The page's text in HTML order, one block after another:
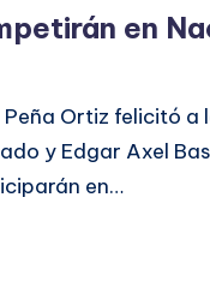
en
Peña Ortiz felicitó a
y Edgar Axel
en…